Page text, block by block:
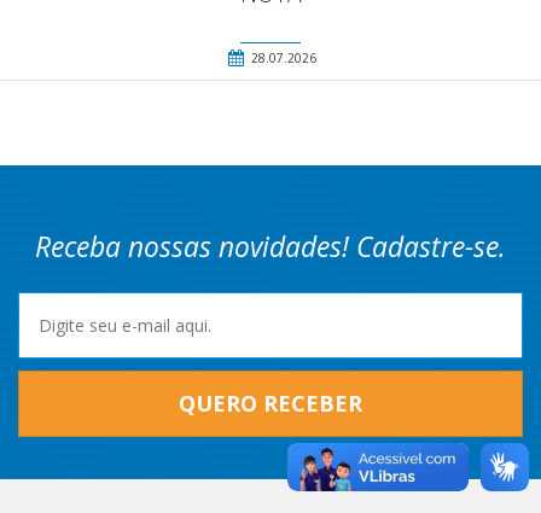
28.07.2026
Receba nossas novidades! Cadastre-se.
QUERO RECEBER